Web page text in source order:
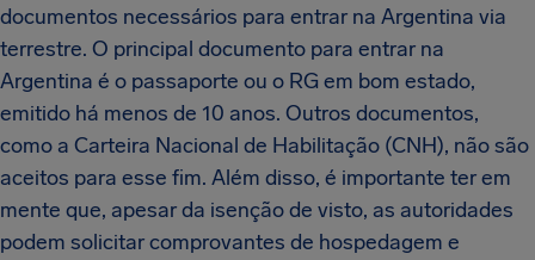
documentos necessários para entrar na Argentina via
terrestre. O principal documento para entrar na
Argentina é o passaporte ou o RG em bom estado,
emitido há menos de 10 anos. Outros documentos,
como a Carteira Nacional de Habilitação (CNH), não são
aceitos para esse fim. Além disso, é importante ter em
mente que, apesar da isenção de visto, as autoridades
podem solicitar comprovantes de hospedagem e